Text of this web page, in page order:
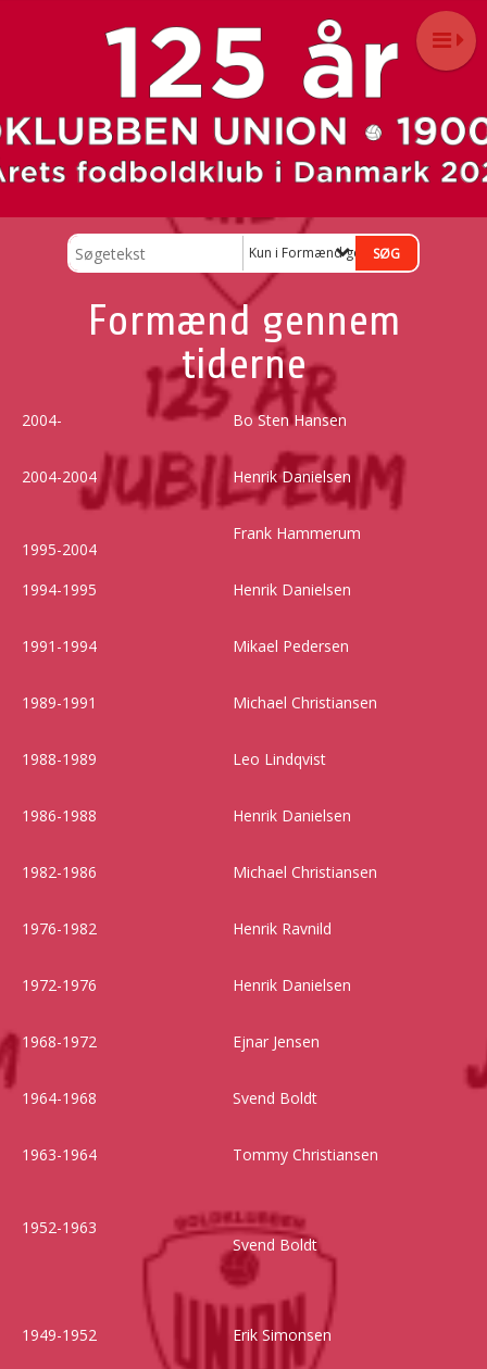
Kun i Formænd gennem tiderne
Formænd gennem
tiderne
2004- Bo Sten Hansen
2004-2004 Henrik Danielsen
1995-2004
Frank Hammerum
1994-1995 Henrik Danielsen
1991-1994 Mikael Pedersen
1989-1991 Michael Christiansen
1988-1989 Leo Lindqvist
1986-1988 Henrik Danielsen
1982-1986 Michael Christiansen
1976-1982 Henrik Ravnild
1972-1976 Henrik Danielsen
1968-1972 Ejnar Jensen
1964-1968 Svend Boldt
1963-1964 Tommy Christiansen
1952-1963
Svend Boldt
1949-1952 Erik Simonsen